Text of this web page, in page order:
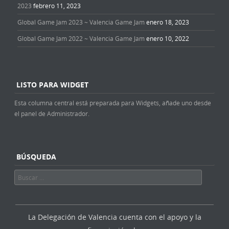
2023 febrero 11, 2023
Global Game Jam 2023 ~ Valencia Game Jam enero 18, 2023
Global Game Jam 2022 ~ Valencia Game Jam enero 10, 2022
LISTO PARA WIDGET
Esta columna central está preparada para Widgets, añade uno desde
el panel de Administrador.
BÚSQUEDA
Buscar
La Delegación de Valencia cuenta con el apoyo y la